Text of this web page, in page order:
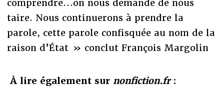
comprendre…on nous demande de nous
taire. Nous continuerons à prendre la
parole, cette parole confisquée au nom de la
raison d’État » conclut François Margolin
À lire également sur nonfiction.fr :